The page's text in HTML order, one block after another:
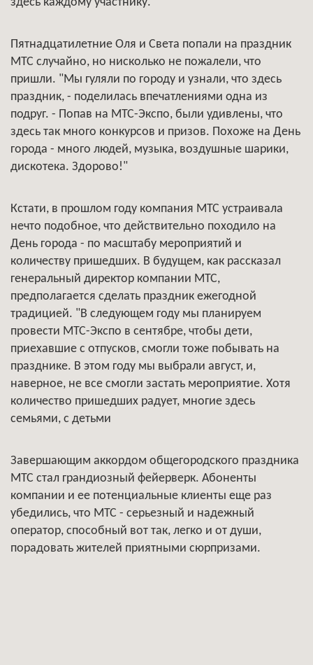
Пятнадцатилетние Оля и Света попали на праздник
МТС случайно, но нисколько не пожалели, что
пришли. "Мы гуляли по городу и узнали, что здесь
праздник, - поделилась впечатлениями одна из
подруг. - Попав на МТС-Экспо, были удивлены, что
здесь так много конкурсов и призов. Похоже на День
города - много людей, музыка, воздушные шарики,
дискотека. Здорово!"
Кстати, в прошлом году компания МТС устраивала
нечто подобное, что действительно походило на
День города - по масштабу мероприятий и
количеству пришедших. В будущем, как рассказал
генеральный директор компании МТС,
предполагается сделать праздник ежегодной
традицией. "В следующем году мы планируем
провести МТС-Экспо в сентябре, чтобы дети,
приехавшие с отпусков, смогли тоже побывать на
празднике. В этом году мы выбрали август, и,
наверное, не все смогли застать мероприятие. Хотя
количество пришедших радует, многие здесь
семьями, с детьми
Завершающим аккордом общегородского праздника
МТС стал грандиозный фейерверк. Абоненты
компании и ее потенциальные клиенты еще раз
убедились, что МТС - серьезный и надежный
оператор, способный вот так, легко и от души,
порадовать жителей приятными сюрпризами.